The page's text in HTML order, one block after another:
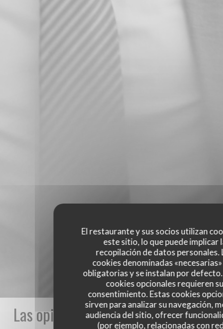
El restaurante y sus socios utilizan
este sitio, lo que puede implicar
recopilación de datos personales.
cookies denominadas
obligatorias y se instalan por
cookies opcionales requieren
consentimiento. Estas cookies
sirven para analizar su navegación,
audiencia del sitio, ofrecer
(por ejemplo, relacionadas con
Las opiniones de nuestros clientes